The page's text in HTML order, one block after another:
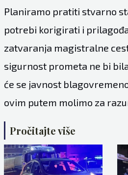
Planiramo pratiti stvarno
potrebi korigirati i
zatvaranja magistralne
sigurnost prometa ne bi
će se javnost
ovim putem molimo za
Pročitajte više